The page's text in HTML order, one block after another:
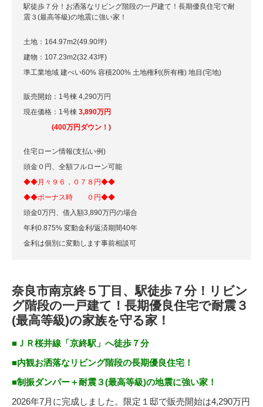
駅徒歩７分！お洒落なリビング階段の一戸建て！長期優良住宅で耐
震３(最高等級)の地震に強い家！
土地：164.97m2(49.90坪)
建物：107.23m2(32.43坪)
準工業地域 建ぺい60% 容積200% 土地権利(所有権) 地目(宅地)
販売開始：1号棟 4,290万円
現在価格：1号棟 3,890万円
(400万円ダウン！)
住宅ローン情報(支払い例)
頭金０円、全額フルローン可能
◆◆月々９６，０７８ 円◆◆
◆◆ボーナス時 ０円◆◆
頭金0万円、借入額3,890万円の場合
年利0.875% 変動金利/返済期間40年
金利は個別に変動します事前相談可
奈良市南京終５丁目、駅徒歩７分！リビン
グ階段の一戸建て！長期優良住宅で耐震３
(最高等級)の家族を守る家！
■ＪＲ桜井線「京終駅」へ徒歩７分
■内観お洒落なリビング階段の長期優良住宅！
■制振ダンパー＋耐震３(最高等級)の地震に強い家！
2026年7月に完成しました。限定１邸で販売開始は4,290万円